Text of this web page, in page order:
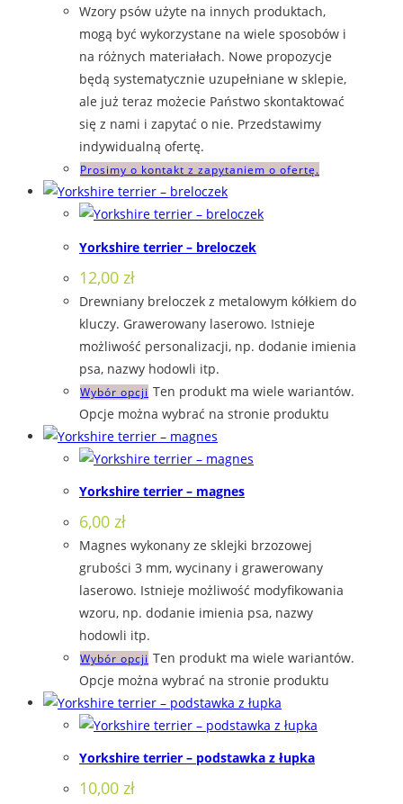
Wzory psów użyte na innych produktach,
mogą być wykorzystane na wiele sposobów i
na różnych materiałach. Nowe propozycje
będą systematycznie uzupełniane w sklepie,
ale już teraz możecie Państwo skontaktować
się z nami i zapytać o nie. Przedstawimy
indywidualną ofertę.
Prosimy o kontakt z zapytaniem o ofertę.
Yorkshire terrier – breloczek
12,00 zł
Drewniany breloczek z metalowym kółkiem do
kluczy. Grawerowany laserowo. Istnieje
możliwość personalizacji, np. dodanie imienia
psa, nazwy hodowli itp.
Wybór opcji Ten produkt ma wiele wariantów.
Opcje można wybrać na stronie produktu
Yorkshire terrier – magnes
6,00 zł
Magnes wykonany ze sklejki brzozowej
grubości 3 mm, wycinany i grawerowany
laserowo. Istnieje możliwość modyfikowania
wzoru, np. dodanie imienia psa, nazwy
hodowli itp.
Wybór opcji Ten produkt ma wiele wariantów.
Opcje można wybrać na stronie produktu
Yorkshire terrier – podstawka z łupka
10,00 zł